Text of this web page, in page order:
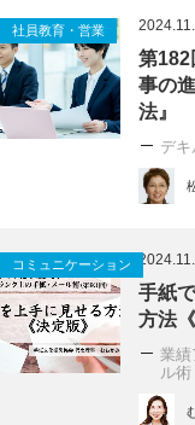
社員教育・営業
第
事の
法』
デ
コミュニケーション
手紙
方法
業績
ル術